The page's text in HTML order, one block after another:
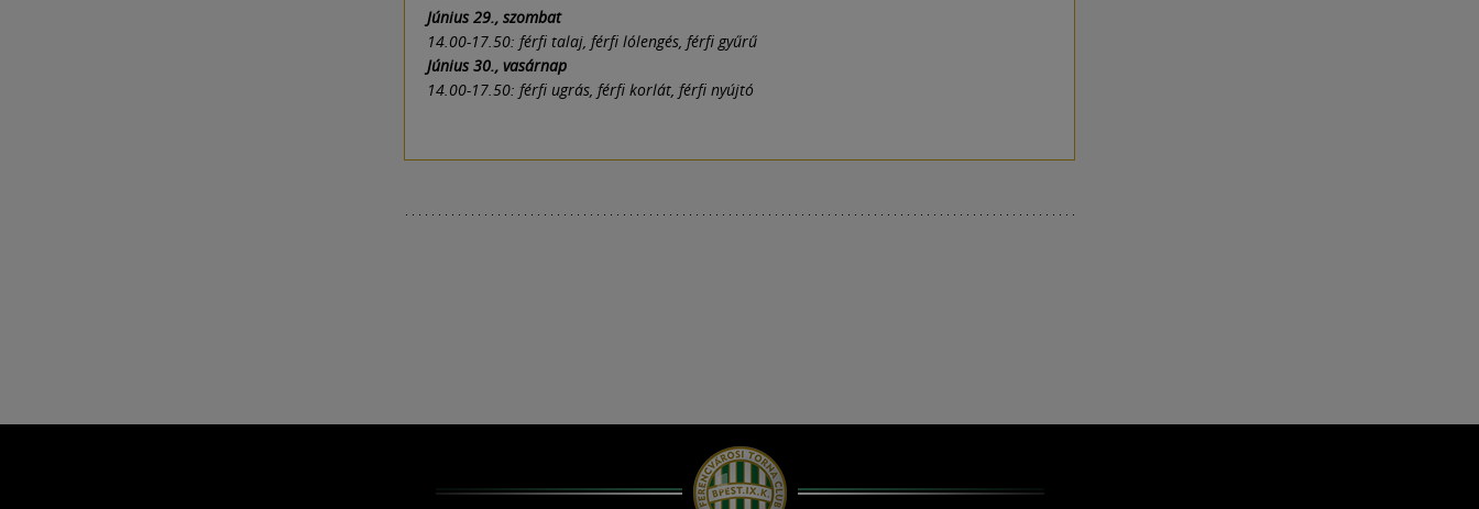
Június 29., szombat
14.00-17.50: férfi talaj, férfi lólengés, férfi gyűrű
Június 30., vasárnap
14.00-17.50: férfi ugrás, férfi korlát, férfi nyújtó